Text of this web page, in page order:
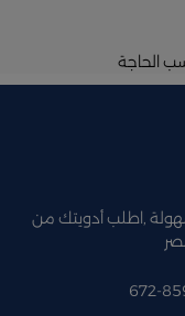
الحاجة
,اطلب أدويتك من